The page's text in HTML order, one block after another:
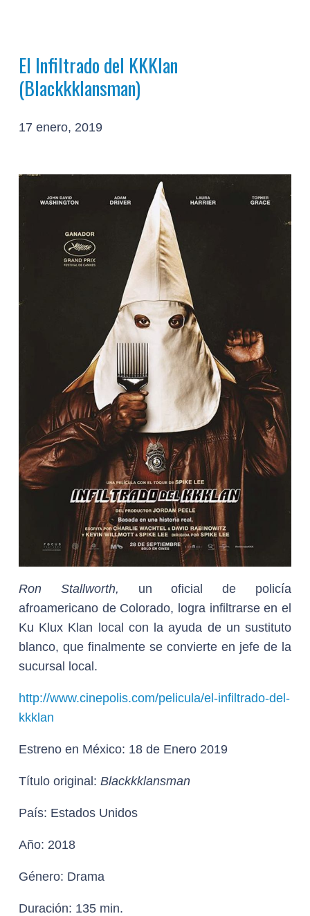
El Infiltrado del KKKlan
(Blackkklansman)
17 enero, 2019
Ron Stallworth, un oficial de policía
afroamericano de Colorado, logra infiltrarse en el
Ku Klux Klan local con la ayuda de un sustituto
blanco, que finalmente se convierte en jefe de la
sucursal local.
http://www.cinepolis.com/pelicula/el-infiltrado-del-
kkklan
Estreno en México: 18 de Enero 2019
Título original: Blackkklansman
País: Estados Unidos
Año: 2018
Género: Drama
Duración: 135 min.